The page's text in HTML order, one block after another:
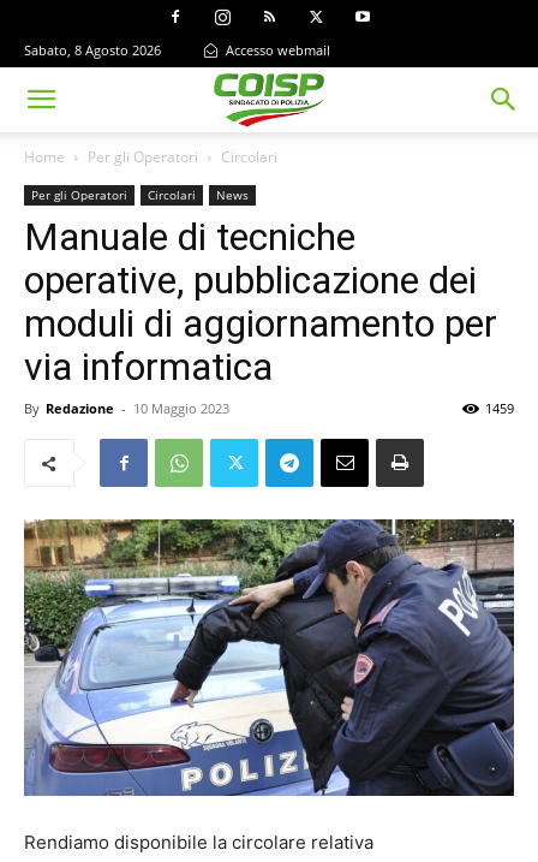
Sabato, 8 Agosto 2026 Accesso webmail
Home Per gli Operatori Circolari
Per gli Operatori Circolari News
Manuale di tecniche
operative, pubblicazione dei
moduli di aggiornamento per
via informatica
By Redazione - 10 Maggio 2023 1459
Rendiamo disponibile la circolare relativa